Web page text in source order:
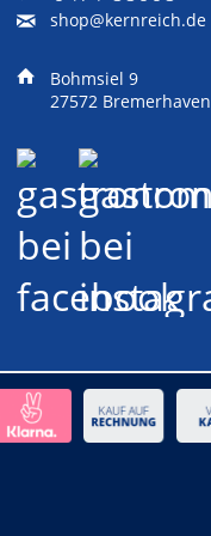
shop@kernreich.de
Bohmsiel 9
27572 Bremerhaven